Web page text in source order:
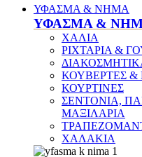
ΥΦΑΣΜΑ & ΝΗΜΑ
ΥΦΑΣΜΑ &
ΧΑΛΙΑ
ΡΙΧΤΑΡΙΑ &
ΚΟΥΒΕΡΤΕΣ
ΚΟΥΡΤΙΝΕΣ
ΣΕΝΤΟΝΙΑ,
ΜΑΞΙΛΑΡΙΑ
ΧΑΛΑΚΙΑ